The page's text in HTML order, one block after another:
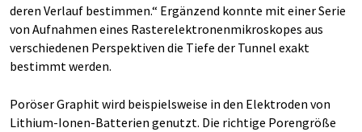
deren Verlauf bestimmen.“ Ergänzend konnte mit einer Serie
von Aufnahmen eines Rasterelektronenmikroskopes aus
verschiedenen Perspektiven die Tiefe der Tunnel exakt
bestimmt werden.
Poröser Graphit wird beispielsweise in den Elektroden von
Lithium-Ionen-Batterien genutzt. Die richtige Porengröße